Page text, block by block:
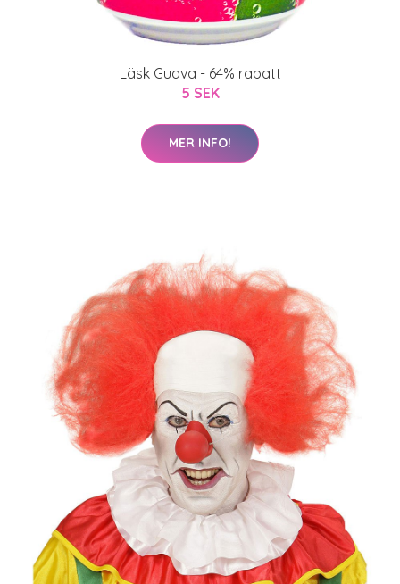
Läsk Guava - 64% rabatt
5 SEK
MER INFO!